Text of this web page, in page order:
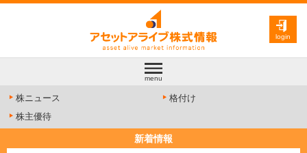
login
menu
株ニュース
格付け
株主優待
新着情報